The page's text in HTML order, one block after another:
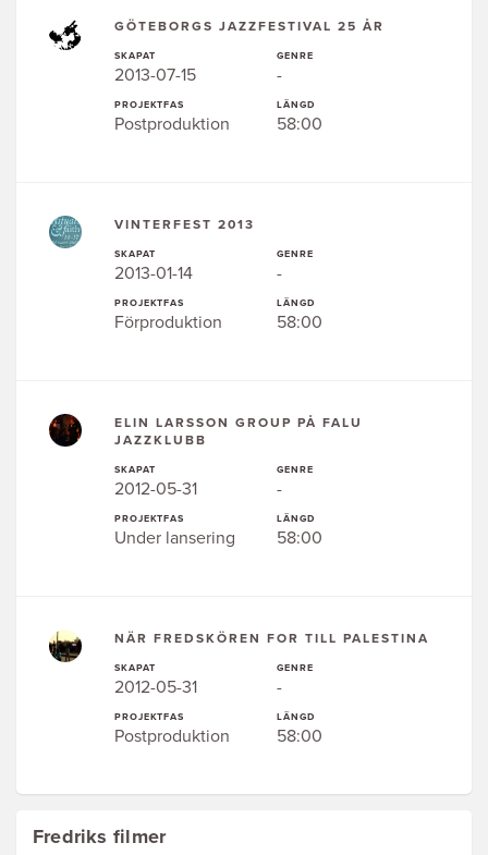
GÖTEBORGS JAZZFESTIVAL 25 ÅR
SKAPAT
2013-07-15
PROJEKTFAS
Postproduktion
GENRE
-
LÄNGD
58:00
VINTERFEST 2013
SKAPAT
2013-01-14
PROJEKTFAS
Förproduktion
GENRE
-
LÄNGD
58:00
ELIN LARSSON GROUP PÅ FALU
JAZZKLUBB
SKAPAT
2012-05-31
PROJEKTFAS
Under lansering
GENRE
-
LÄNGD
58:00
NÄR FREDSKÖREN FOR TILL PALESTINA
SKAPAT
2012-05-31
PROJEKTFAS
Postproduktion
GENRE
-
LÄNGD
58:00
Fredriks filmer